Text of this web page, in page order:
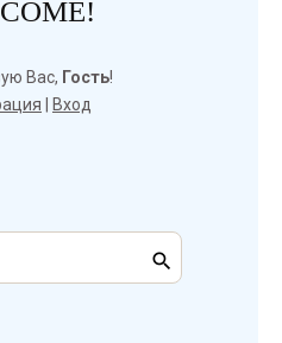
Вас, Гость!
Вход